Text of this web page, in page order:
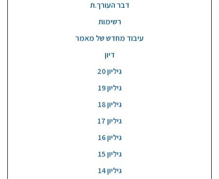
דבר העורך.ת
רשימות
עיבוד מחדש של מאמר
דיון
גיליון 20
גיליון 19
גיליון 18
גיליון 17
גיליון 16
גיליון 15
גיליון 14